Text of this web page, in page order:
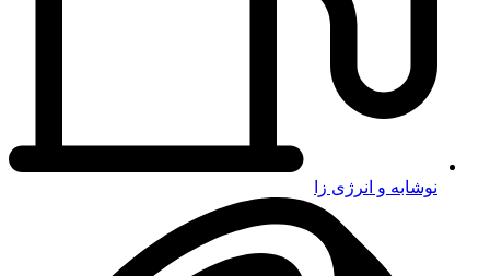
نوشابه و انرژی زا